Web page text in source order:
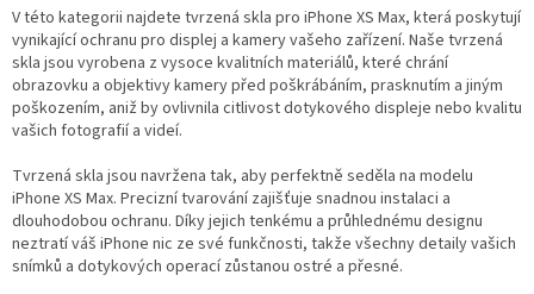
l
á
d
a
c
r
v
k
y
v
V této kategorii najdete tvrzená skla pro iPhone XS Max, která poskytují
vynikající ochranu pro displej a kamery vašeho zařízení. Naše tvrzená
skla jsou vyrobena z vysoce kvalitních materiálů, které chrání
obrazovku a objektivy kamery před poškrábáním, prasknutím a jiným
poškozením, aniž by ovlivnila citlivost dotykového displeje nebo kvalitu
vašich fotografií a videí.
Tvrzená skla jsou navržena tak, aby perfektně seděla na modelu
iPhone XS Max. Precizní tvarování zajišťuje snadnou instalaci a
dlouhodobou ochranu. Díky jejich tenkému a průhlednému designu
neztratí váš iPhone nic ze své funkčnosti, takže všechny detaily vašich
snímků a dotykových operací zůstanou ostré a přesné.